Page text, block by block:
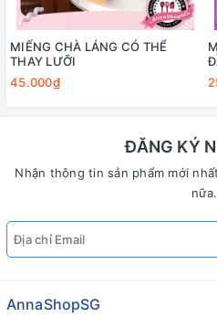
MIẾNG CHÀ LÁNG CÓ THỂ
THAY LƯỠI
45.000₫
ĐĂNG KÝ
Nhận thông tin sản phẩm mới
nữa.
AnnaShopSG